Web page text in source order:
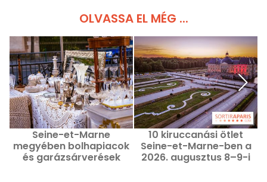
OLVASSA EL MÉG ...
Seine-et-Marne
megyében bolhapiacok
és garázsárverések
10 kiruccanási ötlet
Seine-et-Marne-ben a
2026. augusztus 8–9-i